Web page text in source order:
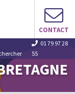
CONTACT
01 79 97 28
55